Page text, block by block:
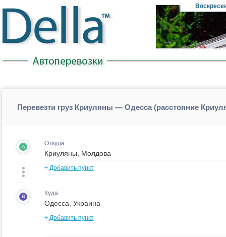
Перевезти груз Криуляны — Одесса (расстояние
A Откуда
+ Добавить пункт
B Куда
+ Добавить пункт